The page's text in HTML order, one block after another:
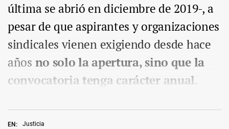
EN: Justicia
última se abrió en diciembre de 2019-, a
pesar de que aspirantes y organizaciones
sindicales vienen exigiendo desde hace
años no solo la apertura, sino que la
convocatoria tenga carácter anual.